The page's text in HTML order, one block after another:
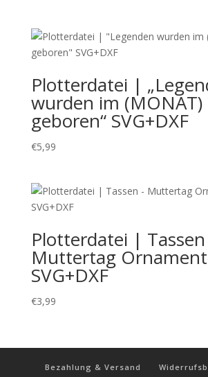
Plotterdatei |
wurden im (MONAT)
geboren“ SVG+DXF
€5,99
Plotterdatei | Tassen
Muttertag
SVG+DXF
€3,99
Bezahlung & Versand